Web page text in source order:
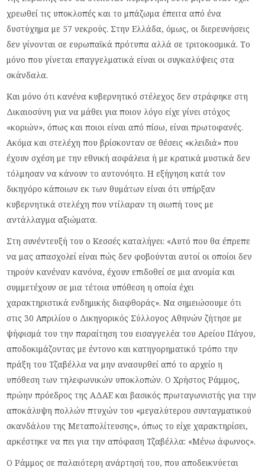
χρεωθεί τις υποκλοπές και το μπάζωμα έπειτα από ένα
δυστύχημα με 57 νεκρούς. Στην Ελλάδα, όμως, οι διερευνήσεις
δεν γίνονται σε ευρωπαϊκά πρότυπα αλλά σε τριτοκοσμικά. Το
μόνο που γίνεται επαγγελματικά είναι οι συγκαλύψεις στα
σκάνδαλα.
Και μόνο ότι κανένα κυβερνητικό στέλεχος δεν στράφηκε στη
Δικαιοσύνη για να μάθει για ποιον λόγο είχε γίνει στόχος
«κοριών», όπως και ποιοι είναι από πίσω, είναι πρωτοφανές.
Ακόμα και στελέχη που βρίσκονταν σε θέσεις «κλειδιά» που
έχουν σχέση με την εθνική ασφάλεια ή με κρατικά μυστικά δεν
τόλμησαν να κάνουν το αυτονόητο. Η εξήγηση κατά τον
δικηγόρο κάποιων εκ των θυμάτων είναι ότι υπήρξαν
κυβερνητικά στελέχη που ντίλαραν τη σιωπή τους με
αντάλλαγμα αξιώματα.
Στη συνέντευξή του ο Κεσσές καταλήγει: «Αυτό που θα έπρεπε
να μας απασχολεί είναι πώς δεν φοβούνται αυτοί οι οποίοι δεν
τηρούν κανέναν κανόνα, έχουν επιδοθεί σε μια ανομία και
συμμετέχουν σε μια τέτοια υπόθεση η οποία έχει
χαρακτηριστικά ενδημικής διαφθοράς». Να σημειώσουμε ότι
στις 30 Απριλίου ο Δικηγορικός Σύλλογος Αθηνών ζήτησε με
ψήφισμά του την παραίτηση του εισαγγελέα του Αρείου Πάγου,
αποδοκιμάζοντας με έντονο και κατηγορηματικό τρόπο την
πράξη του Τζαβέλλα να μην ανασυρθεί από το αρχείο η
υπόθεση των τηλεφωνικών υποκλοπών. Ο Χρήστος Ράμμος,
πρώην πρόεδρος της ΑΔΑΕ και βασικός πρωταγωνιστής για την
αποκάλυψη πολλών πτυχών του «μεγαλύτερου συνταγματικού
σκανδάλου της Μεταπολίτευσης», όπως το είχε χαρακτηρίσει,
αρκέστηκε να πει για την απόφαση Τζαβέλλα: «Μένω άφωνος».
Ο Ράμμος σε παλαιότερη ανάρτησή του, που αποδεικνύεται